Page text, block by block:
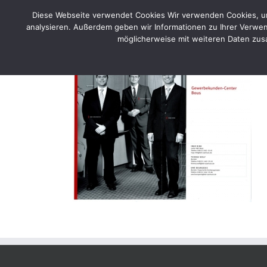
Home
2011 KSK – Gewerbecenter – Broschuere
Diese Webseite verwendet Cookies Wir verwenden
analysieren. Außerdem geben wir Informationen zu Ihrer
möglicherweise mit weiteren Daten